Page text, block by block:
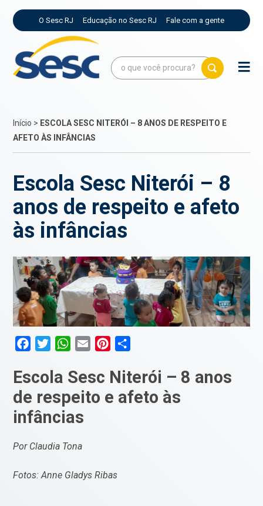
O Sesc RJ Educação no Sesc RJ Fale com a gente
Início > ESCOLA SESC NITERÓI – 8 ANOS DE RESPEITO E
AFETO ÀS INFÂNCIAS
Escola Sesc Niterói – 8
anos de respeito e afeto
às infâncias
FacebookTwitterWhatsApp
Email Pinterest
Escola Sesc Niterói – 8 anos
de respeito e afeto às
infâncias
Por Claudia Tona
Fotos: Anne Gladys Ribas